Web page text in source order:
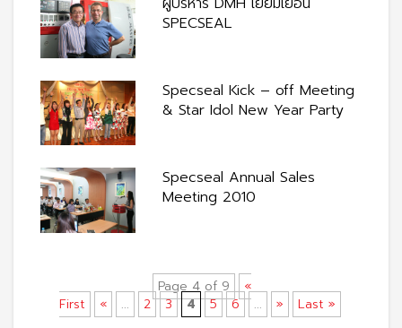
SPECSEAL
Specseal Kick – off Meeting
& Star Idol New Year Party
Specseal Annual Sales
Meeting 2010
Page 4 of 9
«
First
« ... 2 3 4 5 6 ... » Last »